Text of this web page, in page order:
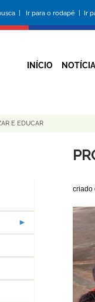
| Ir para o rodapé | Ir
INÍCIO
E EDUCAR
criado